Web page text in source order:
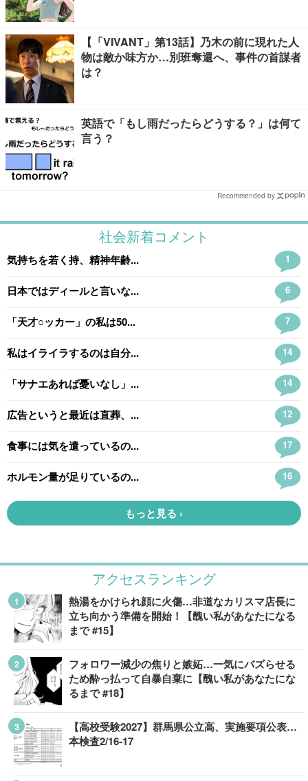
【「VIVANT」第13話】乃木の前に現れた人
物は敵か味方か…別班奪還へ、事件の首謀者
は？
英語で「もし雨だったらどうする？」は何て
言う？
Recommended by
アクセスランキング
熱湯をかけられ顔に火傷…非道なカリスマ店長に
立ち向かう準備を開始！【醜い私があなたになる
まで #15】
フォロワー減少の焦りと嫉妬…一気にバズらせる
ため酔っ払って自暴自棄に【醜い私があなたにな
るまで #18】
【高校受験2027】群馬県公立高、実施要項公表…
本検査2/16-17